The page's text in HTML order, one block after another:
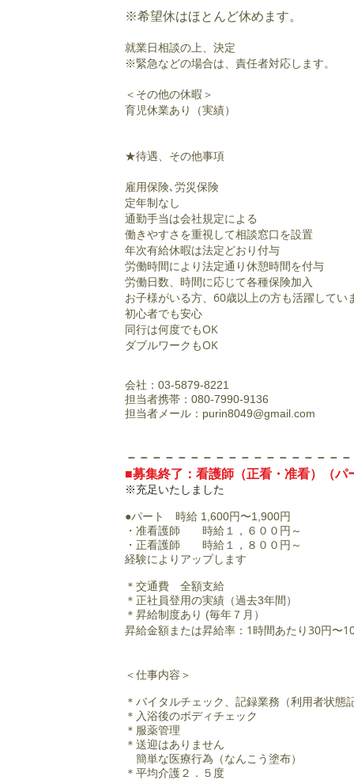
※希望休はほとんど休めます。
就業日相談の上、決定
※緊急などの場合は、責任者対応します。
＜その他の休暇＞
育児休業あり（実績）
★待遇、その他事項
雇用保険､労災保険
定年制なし
通勤手当は会社規定による
働きやすさを重視して相談窓口を設置
年次有給休暇は法定どおり付与
労働時間により法定通り休憩時間を付与
労働日数、時間に応じて各種保険加入
お子様がいる方、60歳以上の方も活躍してい
初心者でも安心
同行は何度でもOK
ダブルワークもOK
会社：03-5879-8221
担当者携帯：080-7990-9136
担当者メール： purin8049@gmail.com
－－－－－－－－－－－－－－－－－
■募集終了：看護師（正看・准看）（パ
※充足いたしました
●パート 時給 1,600円〜1,900円
・准看護師 時給１，６００円～
・正看護師 時給１，８００円～
経験によりアップします
＊ 交通費 全額支給
＊正社員登用の実績（過去3年間）
＊ 昇給制度あり (毎年７月）
昇給金額または昇給率：1時間あたり30円〜
＜仕事内容＞
＊バイタルチェック、記録業務（利用者状態
＊入浴後のボディチェック
＊服薬管理
＊送迎はありません
簡単な医療行為（なんこう塗布）
＊平均介護２．５度